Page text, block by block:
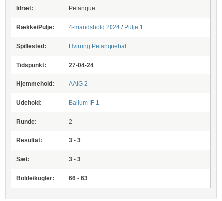
Idræt: Petanque
Række/Pulje: 4-mandshold 2024 / Pulje 1
Spillested: Hvirring Petanquehal
Tidspunkt: 27-04-24
Hjemmehold: AAIG 2
Udehold: Ballum IF 1
Runde: 2
Resultat: 3 - 3
Sæt: 3 - 3
Bolde/kugler: 66 - 63